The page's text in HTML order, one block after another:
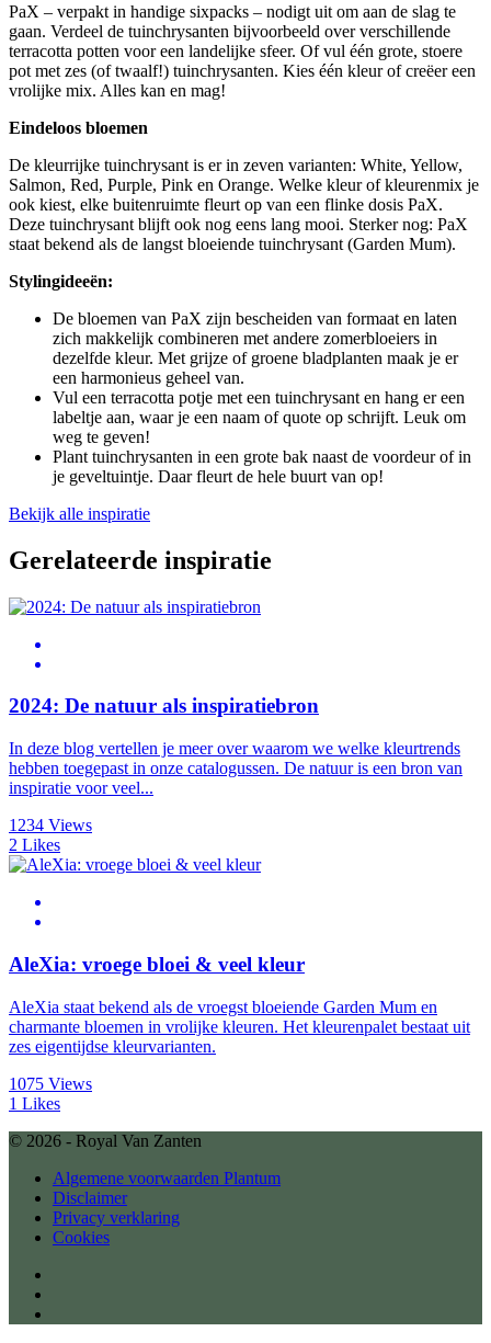
PaX – verpakt in handige sixpacks – nodigt uit om aan de slag te
gaan. Verdeel de tuinchrysanten bijvoorbeeld over verschillende
terracotta potten voor een landelijke sfeer. Of vul één grote, stoere
pot met zes (of twaalf!) tuinchrysanten. Kies één kleur of creëer een
vrolijke mix. Alles kan en mag!
Eindeloos bloemen
De kleurrijke tuinchrysant is er in zeven varianten: White, Yellow,
Salmon, Red, Purple, Pink en Orange. Welke kleur of kleurenmix je
ook kiest, elke buitenruimte fleurt op van een flinke dosis PaX.
Deze tuinchrysant blijft ook nog eens lang mooi. Sterker nog: PaX
staat bekend als de langst bloeiende tuinchrysant (Garden Mum).
Stylingideeën:
De bloemen van PaX zijn bescheiden van formaat en laten
zich makkelijk combineren met andere zomerbloeiers in
dezelfde kleur. Met grijze of groene bladplanten maak je er
een harmonieus geheel van.
Vul een terracotta potje met een tuinchrysant en hang er een
labeltje aan, waar je een naam of quote op schrijft. Leuk om
weg te geven!
Plant tuinchrysanten in een grote bak naast de voordeur of in
je geveltuintje. Daar fleurt de hele buurt van op!
Bekijk alle inspiratie
Gerelateerde inspiratie
2024: De natuur als inspiratiebron
In deze blog vertellen je meer over waarom we welke kleurtrends
hebben toegepast in onze catalogussen. De natuur is een bron van
inspiratie voor veel...
1234 Views
2 Likes
AleXia: vroege bloei & veel kleur
AleXia staat bekend als de vroegst bloeiende Garden Mum en
charmante bloemen in vrolijke kleuren. Het kleurenpalet bestaat uit
zes eigentijdse kleurvarianten.
1075 Views
1 Likes
© 2026 - Royal Van Zanten
Algemene voorwaarden Plantum
Disclaimer
Privacy verklaring
Cookies